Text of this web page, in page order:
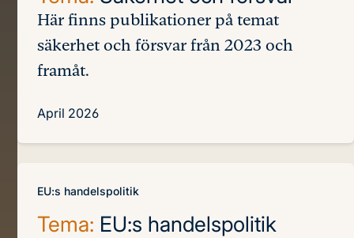
Här finns publikationer på temat
säkerhet och försvar från 2023 och
framåt.
April 2026
EU:s handelspolitik
Tema: EU:s handelspolitik